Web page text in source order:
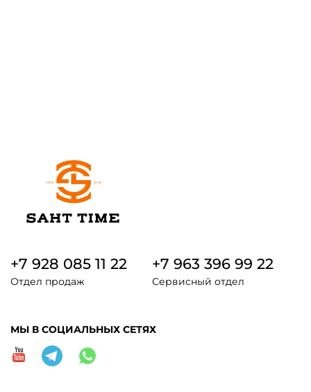
+7 928 085 11 22
Отдел продаж
+7 963 396 99 22
Сервисный отдел
МЫ В СОЦИАЛЬНЫХ СЕТЯХ